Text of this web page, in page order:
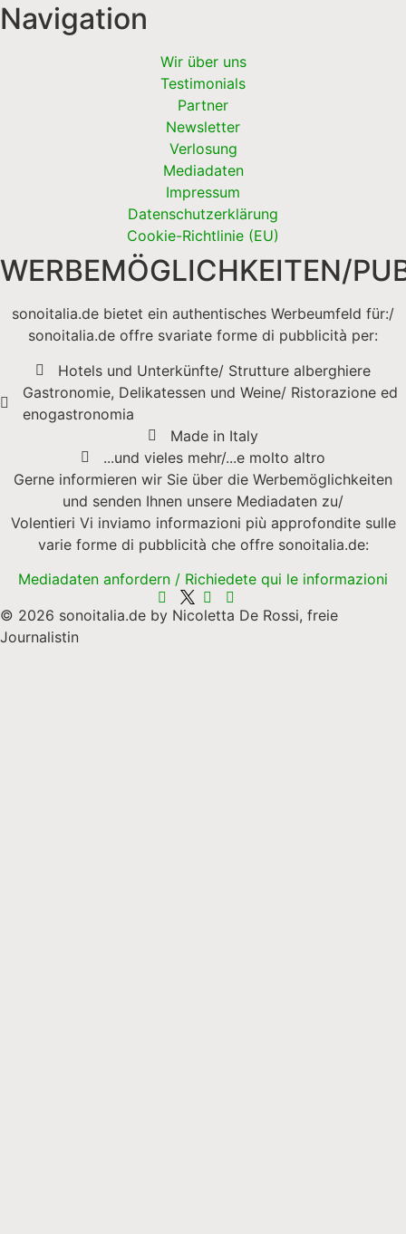
Navigation
Wir über uns
Testimonials
Partner
Newsletter
Verlosung
Mediadaten
Impressum
Datenschutzerklärung
Cookie-Richtlinie (EU)
WERBEMÖGLICHKEITEN/
sonoitalia.de bietet ein authentisches Werbeumfeld für:/
sonoitalia.de offre svariate forme di pubblicità per:
Hotels und Unterkünfte/ Strutture alberghiere
Gastronomie, Delikatessen und Weine/ Ristorazione ed
enogastronomia
Made in Italy
...und vieles mehr/...e molto altro
Gerne informieren wir Sie über die Werbemöglichkeiten
und senden Ihnen unsere Mediadaten zu/
Volentieri Vi inviamo informazioni più approfondite sulle
varie forme di pubblicità che offre sonoitalia.de:
Mediadaten anfordern / Richiedete qui le informazioni
© 2026 sonoitalia.de by Nicoletta De Rossi, freie
Journalistin